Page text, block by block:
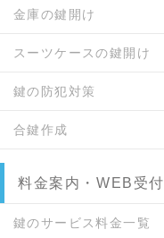
金庫の鍵開け
スーツケースの鍵開け
鍵の防犯対策
合鍵作成
料金案内・WEB受付
鍵のサービス料金一覧